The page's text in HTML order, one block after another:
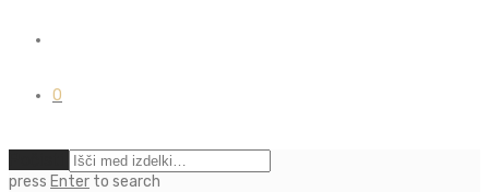
0
press Enter to search